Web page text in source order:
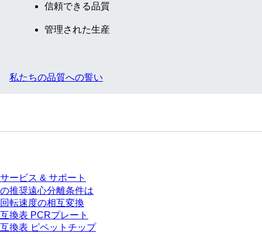
信頼できる品質
管理された生産
私たちの品質への誓い
サービス & サポート
の推奨遠心分離条件は
回転速度の相互変換
互換表 PCRプレート
互換表 ピペットチップ